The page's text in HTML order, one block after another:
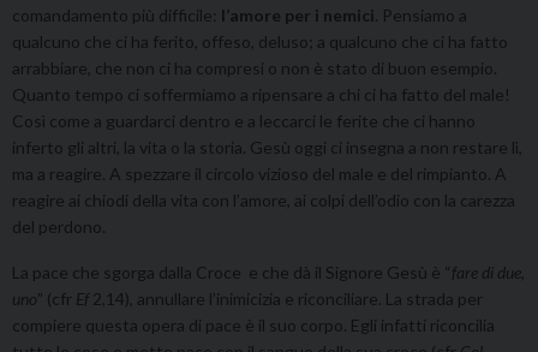
comandamento più difficile: l’amore per i nemici . Pensiamo a
qualcuno che ci ha ferito, offeso, deluso; a qualcuno che ci ha fatto
arrabbiare, che non ci ha compresi o non è stato di buon esempio.
Quanto tempo ci soffermiamo a ripensare a chi ci ha fatto del male!
Così come a guardarci dentro e a leccarci le ferite che ci hanno
inferto gli altri, la vita o la storia. Gesù oggi ci insegna a non restare lì,
ma a reagire. A spezzare il circolo vizioso del male e del rimpianto. A
reagire ai chiodi della vita con l’amore, ai colpi dell’odio con la carezza
del perdono.
La pace che sgorga dalla Croce e che dà il Signore Gesù è “fare di due,
uno” (cfr Ef2,14), annullare l’inimicizia e riconciliare. La strada per
compiere questa opera di pace è il suo corpo. Egli infatti riconcilia